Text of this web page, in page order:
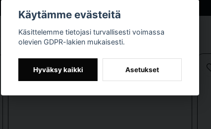
emailSähköpostiosoite
Käytämme evästeitä
Käsittelemme tietojasi turvallisesti voimassa
olevien GDPR-lakien mukaisesti.
Hyväksy kaikki Asetukset